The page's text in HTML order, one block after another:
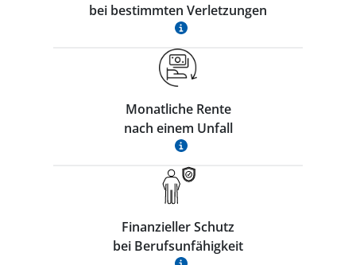
bei bestimmten Verletzungen
Monatliche Rente
nach einem Unfall
Finanzieller Schutz
bei Berufsunfähigkeit